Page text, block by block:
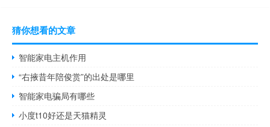
猜你想看的文章
智能家电主机作用
“右掖昔年陪俊赏”的出处是哪里
智能家电骗局有哪些
小度t10好还是天猫精灵